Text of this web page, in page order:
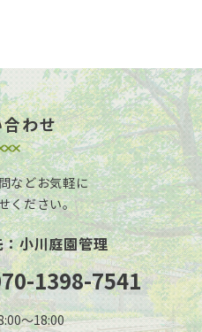
わせ
などお気軽に
ください。
小川庭園管理
1398-7541
～18:00